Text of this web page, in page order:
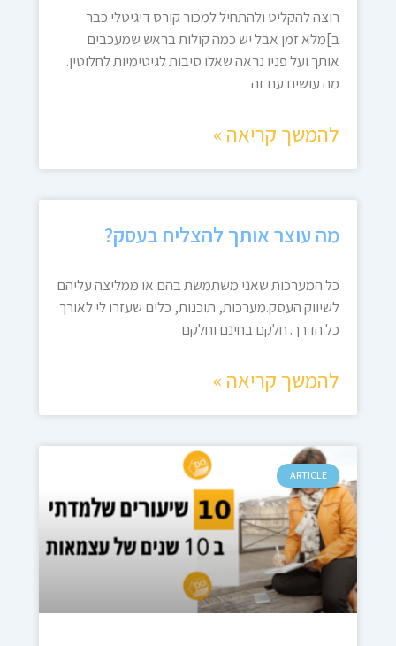
רוצה להקליט ולהתחיל למכור קורס דיגיטלי כבר
ב]מלא זמן אבל יש כמה קולות בראש שמעכבים
אותך ועל פניו נראה שאלו סיבות לגיטימיות לחלוטין.
מה עושים עם זה
להמשך קריאה »
מה עוצר אותך להצליח בעסק?
כל המערכות שאני משתמשת בהם או ממליצה עליהם
לשיווק העסק.מערכות, תוכנות, כלים שעזרו לי לאורך
כל הדרך. חלקם בחינם וחלקם
להמשך קריאה »
ARTICLE